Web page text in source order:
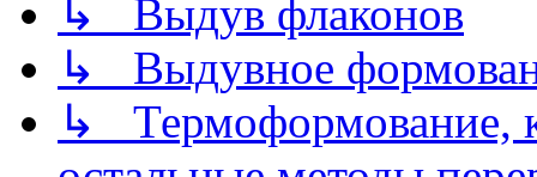
↳ Выдув флаконов
↳ Выдувное
↳ Термоформование,